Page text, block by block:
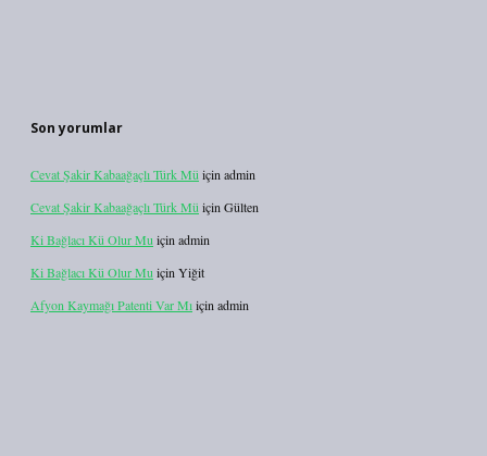
Son yorumlar
Cevat Şakir Kabaağaçlı Türk Mü için admin
Cevat Şakir Kabaağaçlı Türk Mü için Gülten
Ki Bağlacı Kü Olur Mu için admin
Ki Bağlacı Kü Olur Mu için Yiğit
Afyon Kaymağı Patenti Var Mıiçin admin